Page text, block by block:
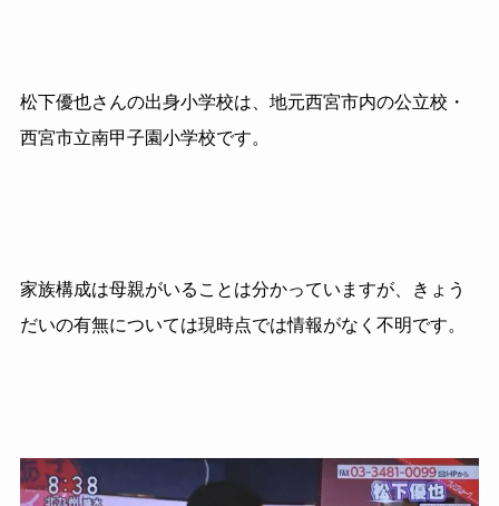
松下優也さんの出身小学校は、地元西宮市内の公立校・
西宮市立南甲子園小学校です。
家族構成は母親がいることは分かっていますが、きょう
だいの有無については現時点では情報がなく不明です。